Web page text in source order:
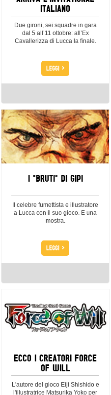
ITALIANO
Due gironi, sei squadre in gara
dal 5 all’11 ottobre: all’Ex
Cavallerizza di Lucca la finale.
LEGGI >
I "BRUTI" DI GIPI
Il celebre fumettista e illustratore
a Lucca con il suo gioco. E una
mostra.
LEGGI >
ECCO I CREATORI FORCE
OF WILL
L'autore del gioco Eiji Shishido e
l'illustratrice Matsurika Yoko per